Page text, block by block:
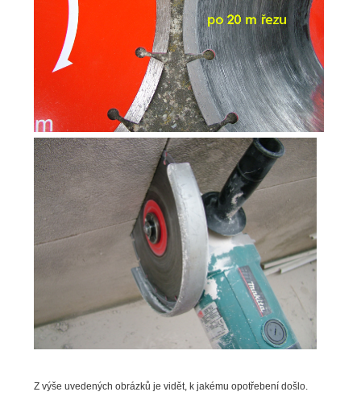
Z výše uvedených obrázků je vidět, k jakému opotřebení došlo.